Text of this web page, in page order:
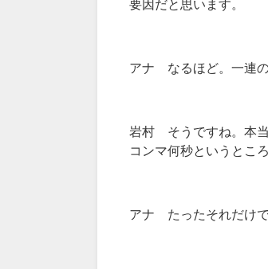
要因だと思います。
アナ なるほど。一連の
岩村 そうですね。本当
コンマ何秒というとこ
アナ たったそれだけで